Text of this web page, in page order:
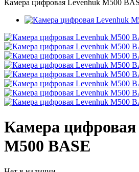
Камера цифровая Levenhuk M500
Камера
M500 BASE